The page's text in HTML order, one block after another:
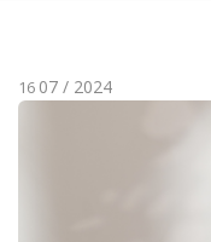
16 07 / 2024